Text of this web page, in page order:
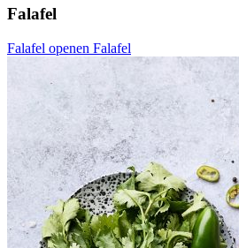
Falafel
Falafel openen Falafel